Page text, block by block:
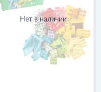
Нет в наличии